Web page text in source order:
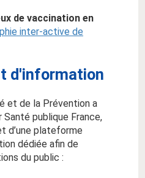
de vaccination en
inter-active de
d'information
et de la Prévention a
Santé publique France,
d’une plateforme
dédiée afin de
du public :